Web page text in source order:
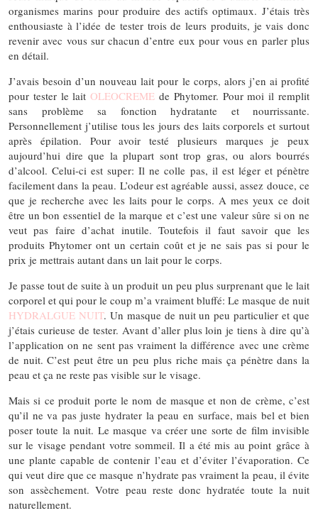
organismes marins pour produire des actifs optimaux. J’étais très
enthousiaste à l’idée de tester trois de leurs produits, je vais donc
revenir avec vous sur chacun d’entre eux pour vous en parler plus
en détail.
J’avais besoin d’un nouveau lait pour le corps, alors j’en ai profité
pour tester le laitOLEOCREME de Phytomer. Pour moi il remplit
sans problème sa fonction hydratante et nourrissante.
Personnellement j’utilise tous les jours des laits corporels et surtout
après épilation. Pour avoir testé plusieurs marques je peux
aujourd’hui dire que la plupart sont trop gras, ou alors bourrés
d’alcool. Celui-ci est super: Il ne colle pas, il est léger et pénètre
facilement dans la peau. L’odeur est agréable aussi, assez douce, ce
que je recherche avec les laits pour le corps. A mes yeux ce doit
être un bon essentiel de la marque et c’est une valeur sûre si on ne
veut pas faire d’achat inutile. Toutefois il faut savoir que les
produits Phytomer ont un certain coût et je ne sais pas si pour le
prix je mettrais autant dans un lait pour le corps.
Je passe tout de suite à un produit un peu plus surprenant que le lait
corporel et qui pour le coup m’a vraiment bluffé: Le masque de nuit
HYDRALGUE NUIT. Un masque de nuit un peu particulier et que
j’étais curieuse de tester. Avant d’aller plus loin je tiens à dire qu’à
l’application on ne sent pas vraiment la différence avec une crème
de nuit. C’est peut être un peu plus riche mais ça pénètre dans la
peau et ça ne reste pas visible sur le visage.
Mais si ce produit porte le nom de masque et non de crème, c’est
qu’il ne va pas juste hydrater la peau en surface, mais bel et bien
poser toute la nuit. Le masque va créer une sorte de film invisible
sur le visage pendant votre sommeil. Il a été mis au point grâce à
une plante capable de contenir l’eau et d’éviter l’évaporation. Ce
qui veut dire que ce masque n’hydrate pas vraiment la peau, il évite
son assèchement. Votre peau reste donc hydratée toute la nuit
naturellement.